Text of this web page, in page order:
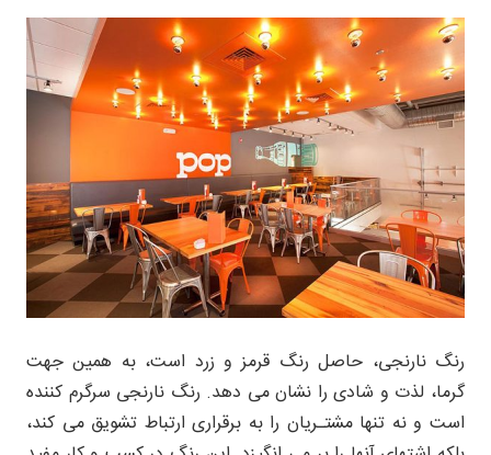
رنگ نارنجی، حاصل رنگ قرمز و زرد است، به همین جهت
گرما، لذت و شادی را نشان می دهد. رنگ نارنجی سرگرم کننده
است و نه تنها مشتـریان را به برقراری ارتباط تشویق می کند،